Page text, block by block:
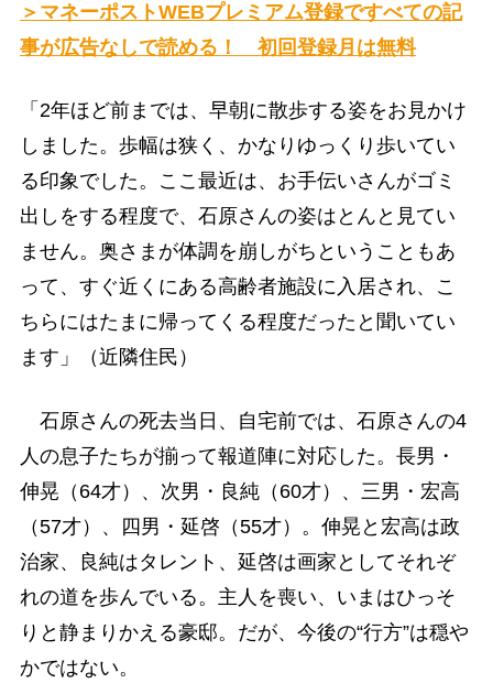
＞マネーポストWEBプレミアム登録ですべての記
事が広告なしで読める！ 初回登録月は無料
「2年ほど前までは、早朝に散歩する姿をお見かけ
しました。歩幅は狭く、かなりゆっくり歩いてい
る印象でした。ここ最近は、お手伝いさんがゴミ
出しをする程度で、石原さんの姿はとんと見てい
ません。奥さまが体調を崩しがちということもあ
って、すぐ近くにある高齢者施設に入居され、こ
ちらにはたまに帰ってくる程度だったと聞いてい
ます」（近隣住民）
石原さんの死去当日、自宅前では、石原さんの4
人の息子たちが揃って報道陣に対応した。長男・
伸晃（64才）、次男・良純（60才）、三男・宏高
（57才）、四男・延啓（55才）。伸晃と宏高は政
治家、良純はタレント、延啓は画家としてそれぞ
れの道を歩んでいる。主人を喪い、いまはひっそ
りと静まりかえる豪邸。だが、今後の“行方”は穏や
かではない。